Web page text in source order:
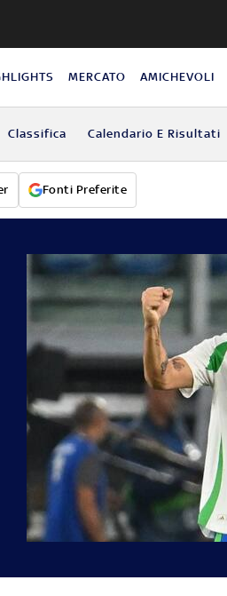
MERCATO AMICHEVOLI
Classifica Calendario E Risultati
Fonti Preferite